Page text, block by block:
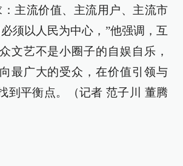
主流价值、主流用户、主流市
须以人民为中心，”他强调，互
文艺不是小圈子的自娱自乐，
最广大的受众，在价值引领与
到平衡点。（记者 范子川 董腾